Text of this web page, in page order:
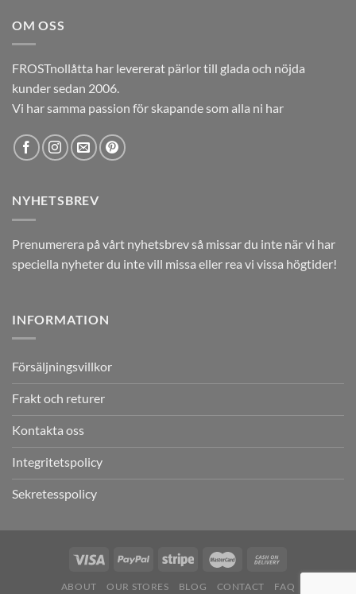
OM OSS
FROSTnollåtta har levererat pärlor till glada och nöjda
kunder sedan 2006.
Vi har samma passion för skapande som alla ni har
NYHETSBREV
Prenumerera på vårt nyhetsbrev så missar du inte när vi har
speciella nyheter du inte vill missa eller rea vi vissa högtider!
INFORMATION
Försäljningsvillkor
Frakt och returer
Kontakta oss
Integritetspolicy
Sekretesspolicy
ABOUT OUR STORES BLOG CONTACT FAQ